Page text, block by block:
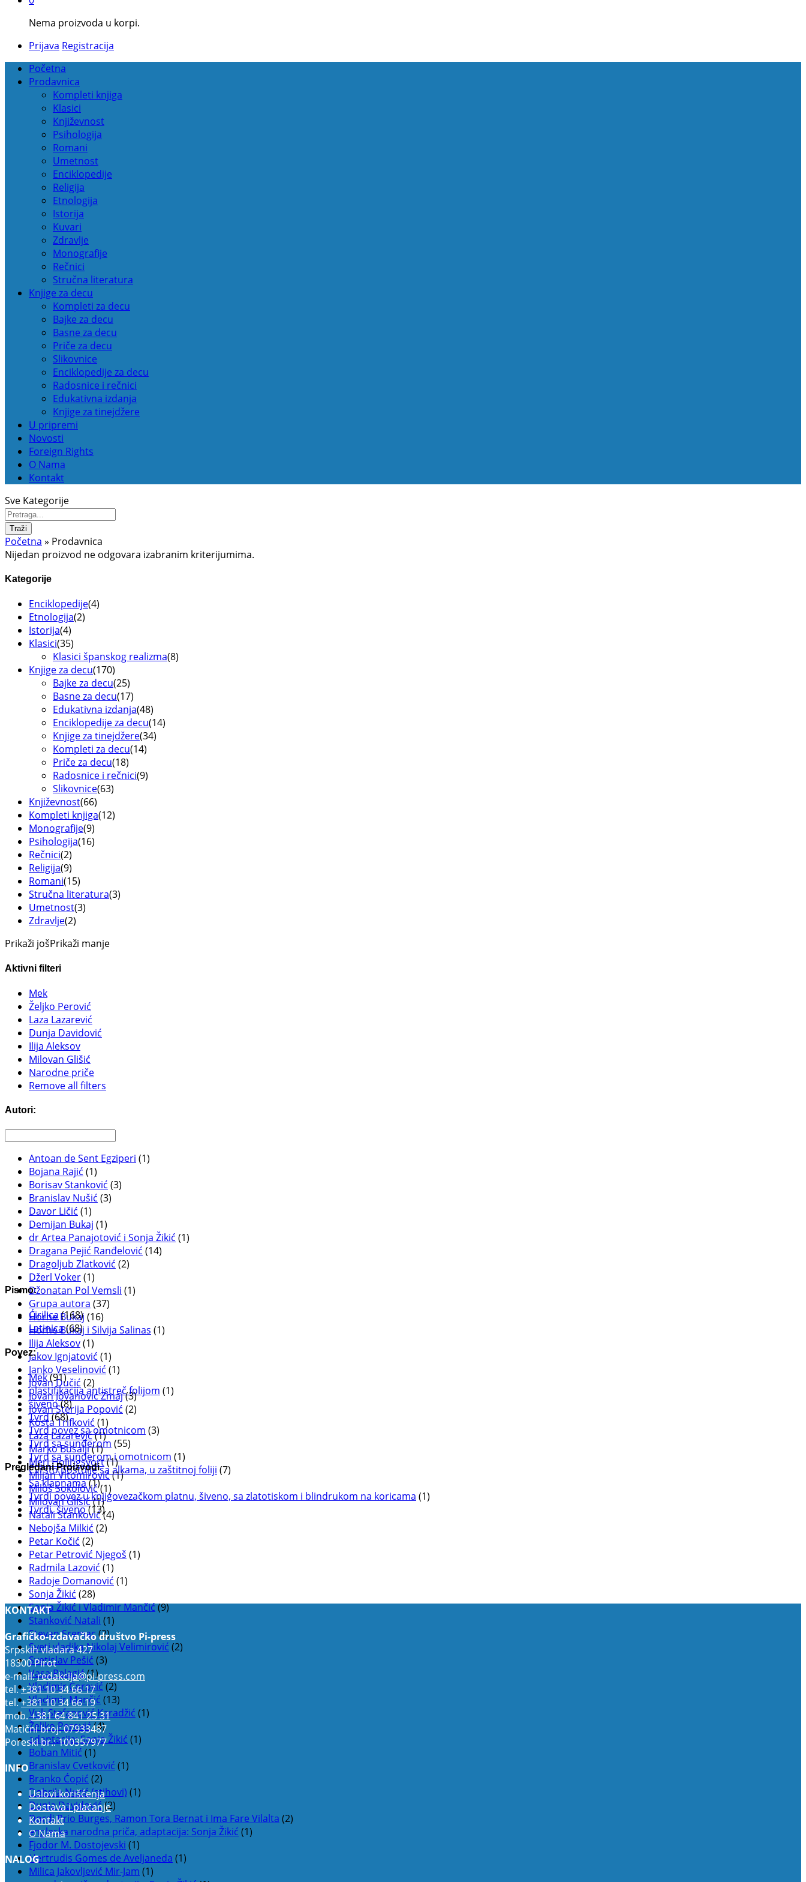
Nema proizvoda u korpi.
Prijava Registracija
Početna
Prodavnica
Kompleti knjiga
Klasici
Književnost
Psihologija
Romani
Umetnost
Enciklopedije
Religija
Etnologija
Istorija
Kuvari
Zdravlje
Monografije
Rečnici
Stručna literatura
Knjige za decu
Kompleti za decu
Bajke za decu
Basne za decu
Priče za decu
Slikovnice
Enciklopedije za decu
Radosnice i rečnici
Edukativna izdanja
Knjige za tinejdžere
U pripremi
Novosti
Foreign Rights
O Nama
Kontakt
Sve Kategorije
Traži
Početna » Prodavnica
Nijedan proizvod ne odgovara izabranim kriterijumima.
Kategorije
Enciklopedije(4)
Etnologija(2)
Istorija(4)
Klasici(35)
Klasici španskog realizma(8)
Knjige za decu(170)
Bajke za decu(25)
Basne za decu(17)
Edukativna izdanja(48)
Enciklopedije za decu(14)
Knjige za tinejdžere(34)
Kompleti za decu(14)
Priče za decu(18)
Radosnice i rečnici(9)
Slikovnice(63)
Književnost(66)
Kompleti knjiga(12)
Monografije(9)
Psihologija(16)
Rečnici(2)
Religija(9)
Romani(15)
Stručna literatura(3)
Umetnost(3)
Zdravlje(2)
Prikaži jošPrikaži manje
Aktivni filteri
Mek
Željko Perović
Laza Lazarević
Dunja Davidović
Ilija Aleksov
Milovan Glišić
Narodne priče
Remove all filters
Autori:
Antoan de Sent Egziperi (1)
Bojana Rajić (1)
Borisav Stanković (3)
Branislav Nušić (3)
Davor Ličić (1)
Demijan Bukaj (1)
dr Artea Panajotović i Sonja Žikić (1)
Dragana Pejić Ranđelović (14)
Dragoljub Zlatković (2)
Džerl Voker(1)
Džonatan Pol Vemsli (1)
Grupa autora (37)
Horhe Bukaj (16)
Horhe Bukaj i Silvija Salinas (1)
Ilija Aleksov(1)
Jakov Ignjatović (1)
Janko Veselinović (1)
Jovan Dučić (2)
Jovan Jovanović Zmaj(3)
Jovan Sterija Popović (2)
Kosta Trifković (1)
Laza Lazarević(1)
Marko Busalji(1)
Meri Holingsvort(1)
Miljan Vitomirović(1)
Miloš Sokolović(1)
Milovan Glišić(1)
Natali Stanković(4)
Nebojša Milkić (2)
Petar Kočić (2)
Petar Petrović Njegoš (1)
Radmila Lazović (1)
Radoje Domanović (1)
Sonja Žikić (28)
Sonja Žikić i Vladimir Mančić(9)
Stanković Natali (1)
Stevan Sremac(2)
Sveti vladika Nikolaj Velimirović (2)
Svetislav Pešić (3)
Vasa Pelagić(1)
Vladimir Ćorović (2)
Vladimir Mančić (13)
Vuk Stefanović Karadžić (1)
Željko Perović(4)
adaptacija: Sonja Žikić (1)
Boban Mitić (1)
Branislav Cvetković (1)
Branko Ćopić (2)
Dobrila Nezić (stihovi) (1)
Dunja Davidović(2)
Đordi Prio Burges, Ramon Tora Bernat i Ima Fare Vilalta (2)
engleska narodna priča, adaptacija: Sonja Žikić (1)
Fjodor M. Dostojevski (1)
Hertrudis Gomes de Aveljaneda (1)
Milica Jakovljević Mir-Jam (1)
Pismo:
Ćirilica (168)
Latinica(68)
Povez:
Mek(91)
plastifikacija antistreč folijom (1)
šiveno(8)
Tvrd(68)
Tvrd povez sa omotnicom (3)
Tvrd sa sunđerom (55)
Tvrd sa sunđerom i omotnicom (1)
Čvrsto postolje sa alkama, u zaštitnoj foliji (7)
Sa klapnama(1)
Tvrdi povez u knjigovezačkom platnu, šiveno, sa zlatotiskom i blindrukom na koricama (1)
Tvrdi, šiveno(13)
Pregledani Proizvodi
KONTAKT
Grafičko-izdavačko društvo Pi-press
Srpskih vladara 427
18300 Pirot
e-mail:redakcija@pi-press.com
tel.+381 10 34 66 17
tel.+381 10 34 66 19
mob.+381 64 841 25 31
Matični broj: 07933487
Poreski br.: 100357977
INFO
Uslovi korišćenja
Dostava i plaćanje
Kontakt
O Nama
NALOG